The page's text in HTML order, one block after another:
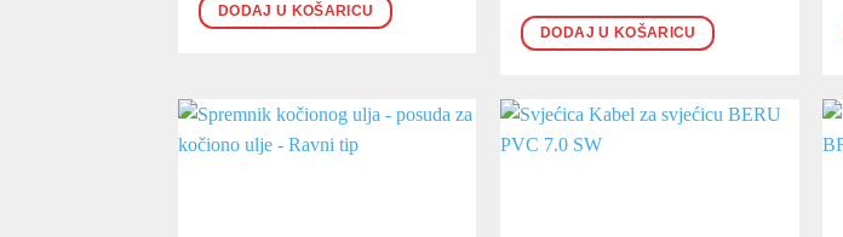
DODAJ U KOŠARICU
DODAJ U KOŠARICU